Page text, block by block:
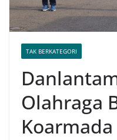
TAK BERKATEGORI
Olahraga
Koarmada